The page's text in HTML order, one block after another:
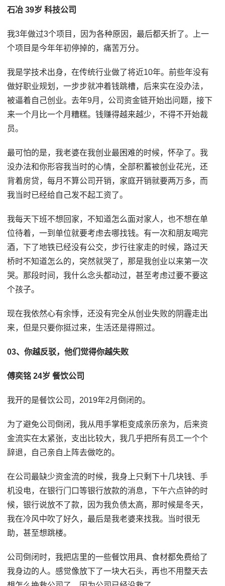
石冶 39岁 科技公司
我3年做过3个项目，因为各种原因，最后都夭折了。上一
个项目是今年年初停掉的，痛苦万分。
我是学技术出身，在传统行业做了将近10年。前些年没有
做好职业规划，一步步就冲着钱跳槽，后来实在没办法，
被逼着自己创业。去年9月，公司资金链开始出问题，接下
来一个月比一个月糟糕。钱赚得越来越少，不得不开始裁
员。
最可怕的是，我老婆在我创业最困难的时候，怀孕了。我
没办法和你形容我当时的心情，全部积蓄被创业花光，还
背着房贷，每月不算公司开销，家庭开销就要两万多，而
我当时已经给自己发不起工资了。
我每天下班不想回家，不知道怎么面对家人，也不想在单
位待着，一到单位就要考虑去哪找钱。有一次和朋友喝完
酒，下了地铁已经没有公交，步行往家走的时候，路过天
桥时不知道怎么的，突然就哭了，那是我创业以来第一次
哭。那段时间，我什么念头都动过，甚至考虑过要不要这
个孩子。
现在我依然心有余悸，还没有完全从创业失败的阴霾走出
来，但是只要你挺过来，生活还是得照过。
03、你越反驳，他们觉得你越失败
傅奕铭 24岁 餐饮公司
我开的是餐饮公司，2019年2月倒闭的。
为了避免公司倒闭，我从甩手掌柜变成亲历亲为，后来资
金流实在太紧张，支出比较大，我几乎把所有员工一个个
辞退，自己亲自上阵去做吃的。
在公司最缺少资金流的时候，我身上只剩下十几块钱、手
机没电，在银行门口等银行放款的消息，下午六点钟的时
候，银行说放不了款，因为我负债太高，那时候是冬天，
我在冷风中吹了好久，最后是我老婆来找我。当时很无
助，甚至想跳楼。
公司倒闭时，我把店里的一些餐饮用具、食材都免费给了
我身边的人。感觉像放下了一块大石头，再也不用整天去